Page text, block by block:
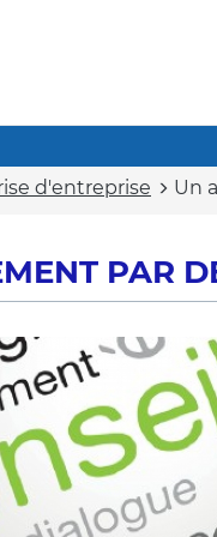
d'entreprise Un
PAR